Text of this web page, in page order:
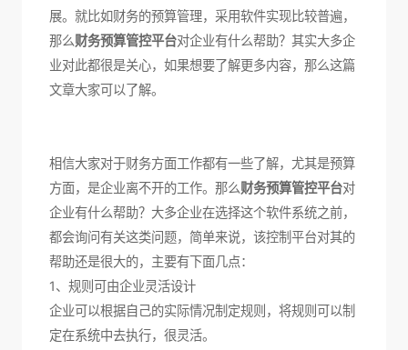
展。就比如财务的预算管理，采用软件实现比较普遍，
那么财务预算管控平台对企业有什么帮助？其实大多企
业对此都很是关心，如果想要了解更多内容，那么这篇
文章大家可以了解。
相信大家对于财务方面工作都有一些了解，尤其是预算
方面，是企业离不开的工作。那么财务预算管控平台对
企业有什么帮助？大多企业在选择这个软件系统之前，
都会询问有关这类问题，简单来说，该控制平台对其的
帮助还是很大的，主要有下面几点：
1、规则可由企业灵活设计
企业可以根据自己的实际情况制定规则，将规则可以制
定在系统中去执行，很灵活。